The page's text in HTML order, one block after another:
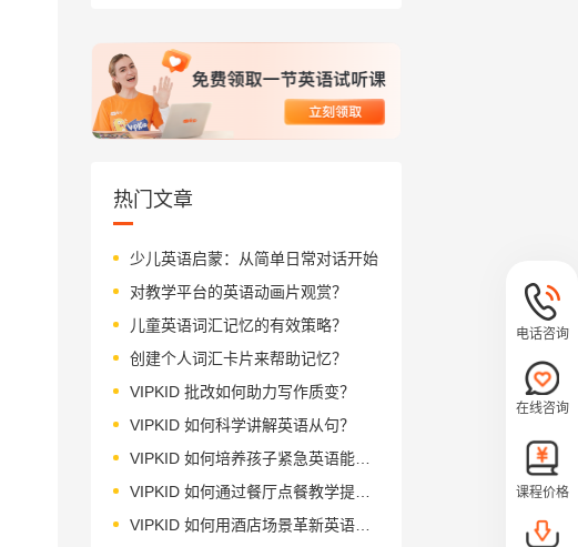
热门文章
少儿英语启蒙：从简单日常对话开始
对教学平台的英语动画片观赏？
儿童英语词汇记忆的有效策略？
创建个人词汇卡片来帮助记忆？
VIPKID 批改如何助力写作质变？
VIPKID 如何科学讲解英语从句？
VIPKID 如何培养孩子紧急英语能力？
VIPKID 如何通过餐厅点餐教学提升少儿英语应用能力？
VIPKID 如何用酒店场景革新英语教学？
电话咨询
在线咨询
课程价格